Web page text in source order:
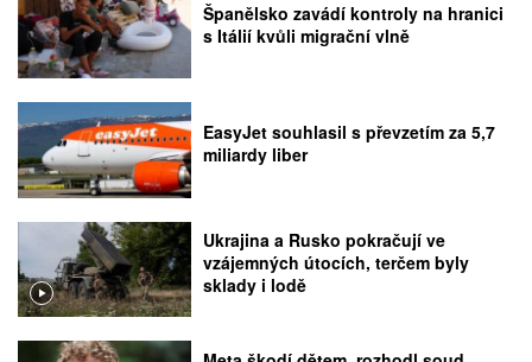
Španělsko zavádí kontroly na hranici
s Itálií kvůli migrační vlně
EasyJet souhlasil s převzetím za 5,7
miliardy liber
Ukrajina a Rusko pokračují ve
vzájemných útocích, terčem byly
sklady i lodě